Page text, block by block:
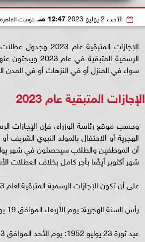
الأحد، 2 يوليو 2023 12:47 صـ بتوقيت القاهرة
الإجازات
الرسمية
سواء في المنزل أو في النزهات أو في المدن
الإجازات المتبقية عام 2023
أن الموظفين والطلاب سيحصلون في شهر
شهر أكتوبر أيضًا بأجر كامل بخلاف العطلات
على أن تكون الإجازات الرسمية المتبقية لعام 2023 كالتالي:
رأس السنة الهجرية: يوم الأربعاء الموافق 19 يوليو 2023.
عيد ثورة 23 يوليو 1952: يوم الأحد الموافق 23 يوليو 2023.